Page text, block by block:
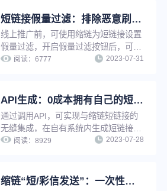
拥有自己的短链系统，提升工作效率。短链接假量过滤：排除恶意刷量，让推广数据更真实
线上推广前，可使用缩链为短链接设置
假量过滤，开启假量过滤按钮后，可以
有效排除恶意点击、机器人刷量等虚假
阅读：6777 2023-07-31
API生成：0成本拥有自己的短链工具，批量生成更高效！
通过调用API，可实现与缩链短链接的
无缝集成，在自有系统内生成短链接。
适用于有技术能力且需要生成大量短链
力，提高用户服务水平。
阅读：8929 2023-07-28
缩链“短/彩信发送”：一次性解决短信营销效率低、成本高、转化效果差